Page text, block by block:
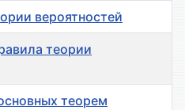
вероятностей
теории
теорем